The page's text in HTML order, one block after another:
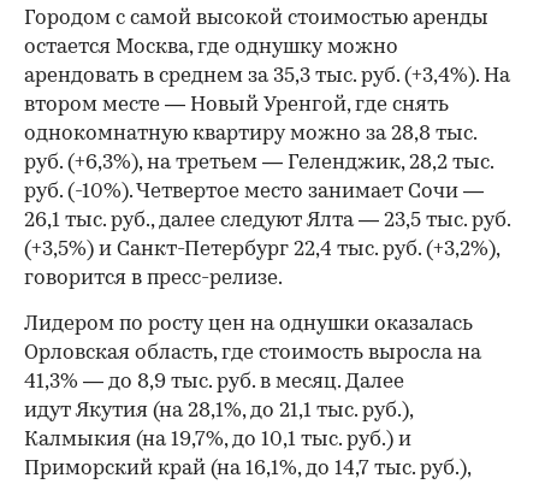
Городом с самой высокой стоимостью аренды
остается Москва, где однушку можно
арендовать в среднем за 35,3 тыс. руб. (+3,4%). На
втором месте — Новый Уренгой, где снять
однокомнатную квартиру можно за 28,8 тыс.
руб. (+6,3%), на третьем — Геленджик, 28,2 тыс.
руб. (-10%). Четвертое место занимает Сочи —
26,1 тыс. руб., далее следуют Ялта — 23,5 тыс. руб.
(+3,5%) и Санкт-Петербург 22,4 тыс. руб. (+3,2%),
говорится в пресс-релизе.
Лидером по росту цен на однушки оказалась
Орловская область, где стоимость выросла на
41,3% — до 8,9 тыс. руб. в месяц. Далее
идут Якутия (на 28,1%, до 21,1 тыс. руб.),
Калмыкия (на 19,7%, до 10,1 тыс. руб.) и
Приморский край (на 16,1%, до 14,7 тыс. руб.),